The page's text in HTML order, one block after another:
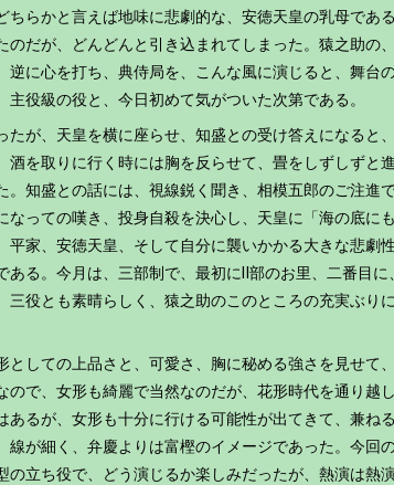
らかと言えば地味に悲劇的な、安徳天皇の乳母であ
だが、どんどんと引き込まれてしまった。猿之助の
に心を打ち、典侍局を、こんな風に演じると、舞台
役級の役と、今日初めて気がついた次第である。
が、天皇を横に座らせ、知盛との受け答えになると
酒を取りに行く時には胸を反らせて、畳をしずしずと
知盛との話には、視線鋭く聞き、相模五郎のご注進
っての嘆き、投身自殺を決心し、天皇に「海の底に
家、安徳天皇、そして自分に襲いかかる大きな悲劇
る。今月は、三部制で、最初にⅡ部のお里、二番目に
役とも素晴らしく、猿之助のこのところの充実ぶり
しての上品さと、可愛さ、胸に秘める強さを見せて
で、女形も綺麗で当然なのだが、花形時代を通り越
るが、女形も十分に行ける可能性が出てきて、兼ね
が細く、弁慶よりは富樫のイメージであった。今回
の立ち役で、どう演じるか楽しみだったが、熱演は熱